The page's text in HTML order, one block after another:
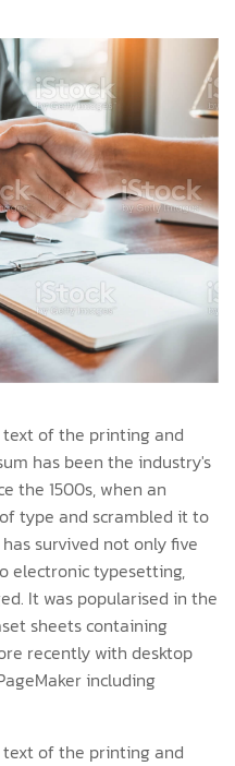
of the printing and
has been the industry's
the 1500s, when an
type and scrambled it to
survived not only five
electronic typesetting,
It was popularised in the
sheets containing
recently with desktop
including
of the printing and